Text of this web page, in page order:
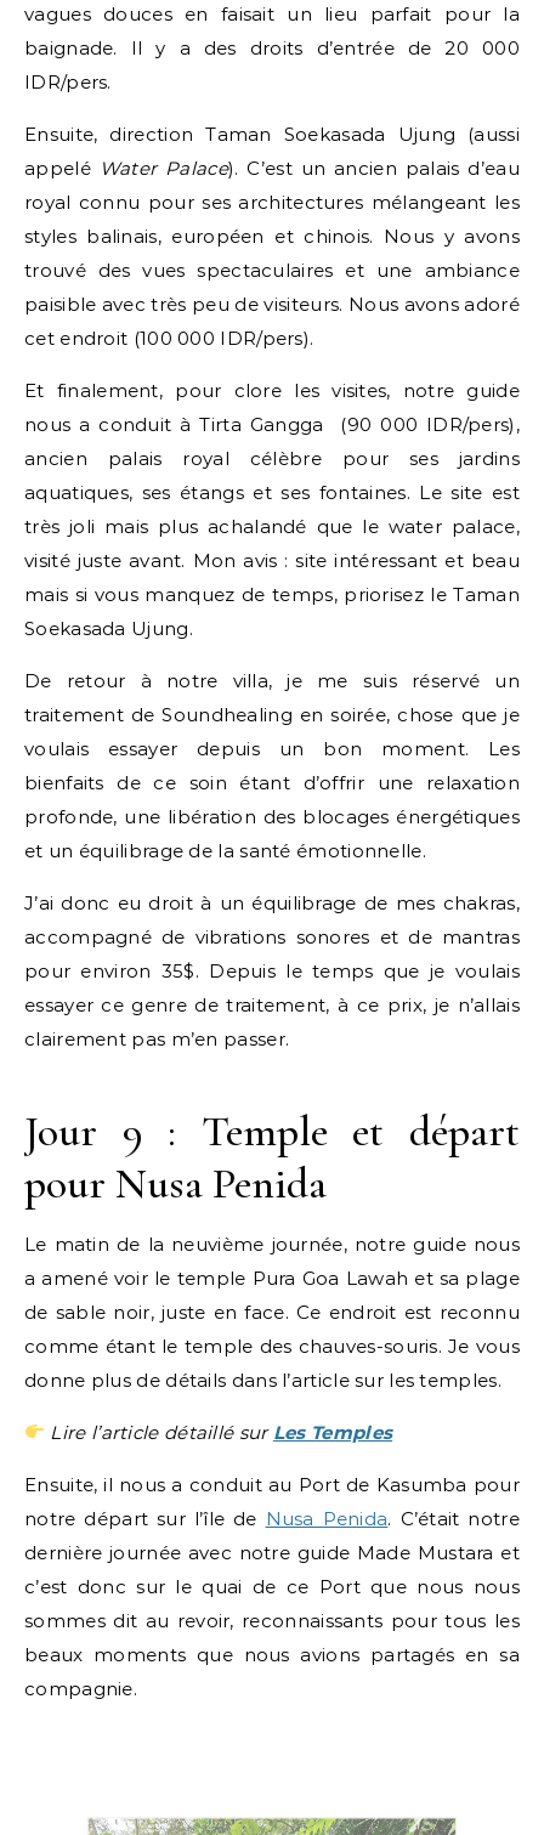
vagues douces en faisait un lieu parfait pour la
baignade. Il y a des droits d’entrée de 20 000
IDR/pers.
Ensuite, direction Taman Soekasada Ujung (aussi
appelé Water Palace). C’est un ancien palais d’eau
royal connu pour ses architectures mélangeant les
styles balinais, européen et chinois. Nous y avons
trouvé des vues spectaculaires et une ambiance
paisible avec très peu de visiteurs. Nous avons adoré
cet endroit (100 000 IDR/pers).
Et finalement, pour clore les visites, notre guide
nous a conduit à Tirta Gangga (90 000 IDR/pers),
ancien palais royal célèbre pour ses jardins
aquatiques, ses étangs et ses fontaines. Le site est
très joli mais plus achalandé que le water palace,
visité juste avant. Mon avis : site intéressant et beau
mais si vous manquez de temps, priorisez le Taman
Soekasada Ujung.
De retour à notre villa, je me suis réservé un
traitement de Soundhealing en soirée, chose que je
voulais essayer depuis un bon moment. Les
bienfaits de ce soin étant d’offrir une relaxation
profonde, une libération des blocages énergétiques
et un équilibrage de la santé émotionnelle.
J’ai donc eu droit à un équilibrage de mes chakras,
accompagné de vibrations sonores et de mantras
pour environ 35$. Depuis le temps que je voulais
essayer ce genre de traitement, à ce prix, je n’allais
clairement pas m’en passer.
Jour 9 : Temple et départ
pour Nusa Penida
Le matin de la neuvième journée, notre guide nous
a amené voir le temple Pura Goa Lawah et sa plage
de sable noir, juste en face. Ce endroit est reconnu
comme étant le temple des chauves-souris. Je vous
donne plus de détails dans l’article sur les temples.
Lire l’article détaillé sur Les Temples
Ensuite, il nous a conduit au Port de Kasumba pour
notre départ sur l’île de Nusa Penida. C’était notre
dernière journée avec notre guide Made Mustara et
c’est donc sur le quai de ce Port que nous nous
sommes dit au revoir, reconnaissants pour tous les
beaux moments que nous avions partagés en sa
compagnie.